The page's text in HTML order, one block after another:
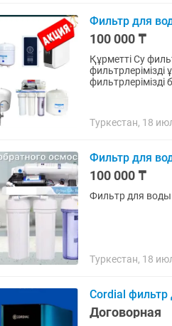
Фильтр для
100 000 ₸
Құрметті Су
фильтрлерімізді ұсынамыз!!! Бағасы 100 мың
Туркестан, 18
Фильтр для
100 000 ₸
Фильтр для
Туркестан, 18
Cordial
Договорная